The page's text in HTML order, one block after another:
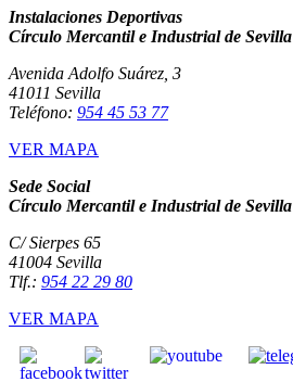
Instalaciones Deportivas
Círculo Mercantil e Industrial de Sevilla
Avenida Adolfo Suárez, 3
41011 Sevilla
Teléfono: 954 45 53 77
VER MAPA
Sede Social
Círculo Mercantil e Industrial de Sevilla
C/ Sierpes 65
41004 Sevilla
Tlf.: 954 22 29 80
VER MAPA